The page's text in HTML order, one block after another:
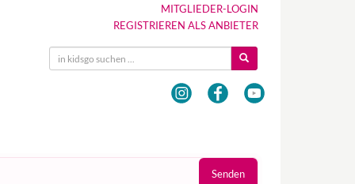
MITGLIEDER-LOGIN
REGISTRIEREN ALS ANBIETER
Senden